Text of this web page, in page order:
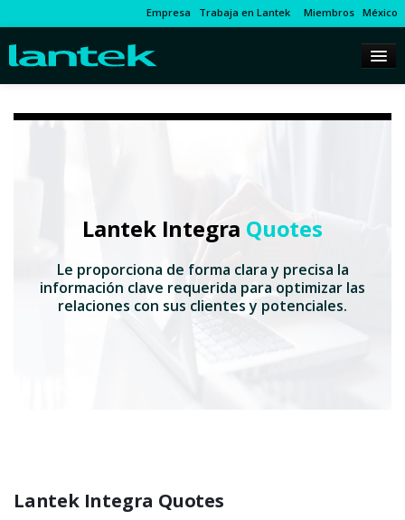
Empresa Trabaja en Lantek Miembros México
Lantek Integra Quotes
Le proporciona de forma clara y precisa la
información clave requerida para optimizar las
relaciones con sus clientes y potenciales.
Lantek Integra Quotes